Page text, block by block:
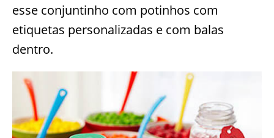
esse conjuntinho com potinhos com
etiquetas personalizadas e com balas
dentro.